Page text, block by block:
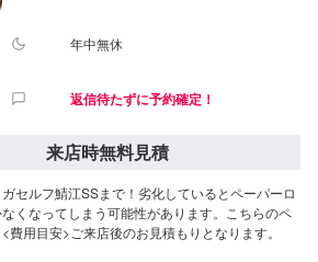
年中無休
返信待たずに予約確定！
来店時無料見積
セルフ鯖江SSまで！劣化しているとペーパーロ
くなってしまう可能性があります。こちらのペ
費用目安>ご来店後のお見積もりとなります。